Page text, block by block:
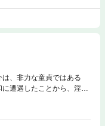
、非力な童貞ではある
遭遇したことから、淫気
ての体験を経験するや否
熱い視線を送るのだが…。